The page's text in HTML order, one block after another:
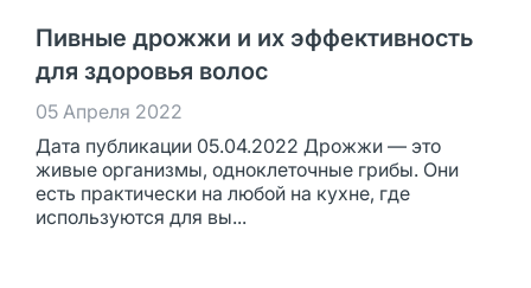
Пивные дрожжи и их эффективность
для здоровья волос
05 Апреля 2022
Дата публикации 05.04.2022 Дрожжи — это
живые организмы, одноклеточные грибы. Они
есть практически на любой на кухне, где
используются для вы...